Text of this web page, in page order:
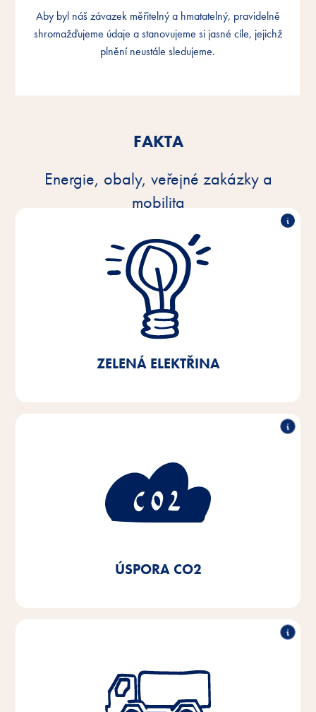
Aby byl náš závazek měřitelný a hmatatelný, pravidelně
shromažďujeme údaje a stanovujeme si jasné cíle, jejichž
plnění neustále sledujeme.
Aby byl náš závazek měřitelný a hmatatelný, pravidelně
shromažďujeme údaje a stanovujeme si jasné cíle, jejichž
plnění neustále sledujeme.
Aby byl náš závazek měřitelný a hmatatelný, pravidelně
shromažďujeme údaje a stanovujeme si jasné cíle, jejichž
plnění neustále sledujeme.
FAKTA
Energie, obaly, veřejné zakázky a
mobilita
ZELENÁ ELEKTŘINA
100% zelená elektřina
Od roku 2021 používáme v našich výrobních
závodech, centrálním skladu a administrativě v
Brémách/Dolním Sasku 100% zelenou elektřinu. Tím
jsme dosáhli 40% úspory emisí CO2.
ÚSPORA CO2
O 50 % nižší spotřeba
Používáním ekologické elektřiny, přechodem na
lokální topné systémy a kondenzační kotle pro naše
topná zařízení a používáním LED osvětlení jsme od
Snížení vozového parku nákladních
automobilů